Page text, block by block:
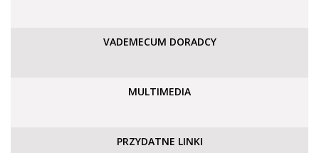
VADEMECUM DORADCY
MULTIMEDIA
PRZYDATNE LINKI